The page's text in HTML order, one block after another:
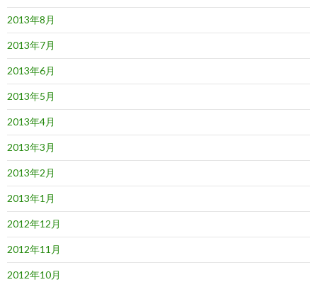
2013年8月
2013年7月
2013年6月
2013年5月
2013年4月
2013年3月
2013年2月
2013年1月
2012年12月
2012年11月
2012年10月